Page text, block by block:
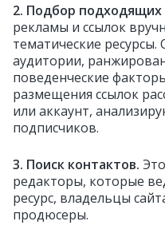
2. Подбор
рекламы и ссылок
тематические
аудитории,
поведенческие
размещения ссылок
или аккаунт,
подписчиков.
3. Поиск контактов.
редакторы, которые
ресурс, владельцы
продюсеры.